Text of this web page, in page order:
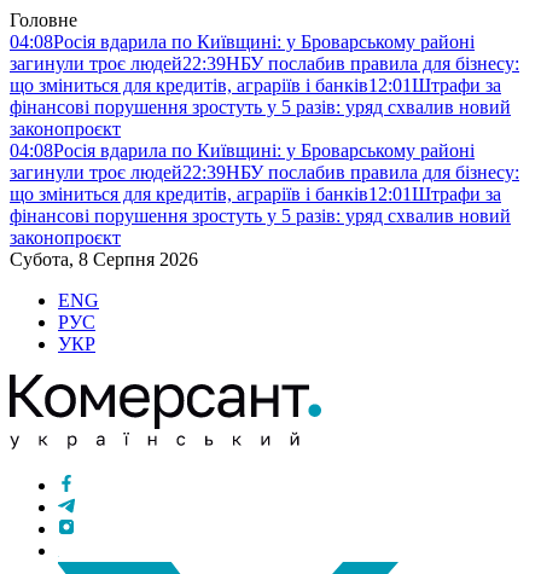
Головне
04:08Росія вдарила по Київщині: у Броварському районі
загинули троє людей22:39НБУ послабив правила для бізнесу:
що зміниться для кредитів, аграріїв і банків12:01Штрафи за
фінансові порушення зростуть у 5 разів: уряд схвалив новий
законопроєкт
04:08Росія вдарила по Київщині: у Броварському районі
загинули троє людей22:39НБУ послабив правила для бізнесу:
що зміниться для кредитів, аграріїв і банків12:01Штрафи за
фінансові порушення зростуть у 5 разів: уряд схвалив новий
законопроєкт
Субота, 8 Серпня 2026
ENG
РУС
УКР